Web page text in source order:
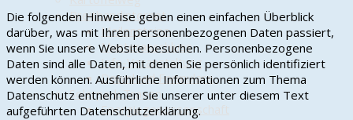
Breitbandinternet
Meilensteine
Musteranschluss
Info-Veranstaltung
Download Formulare
Solarpark Trauen
Energiegenossenschaft
Die folgenden Hinweise geben einen einfachen Überblick
darüber, was mit Ihren personenbezogenen Daten passiert,
wenn Sie unsere Website besuchen. Personenbezogene
Daten sind alle Daten, mit denen Sie persönlich identifiziert
werden können. Ausführliche Informationen zum Thema
Datenschutz entnehmen Sie unserer unter diesem Text
aufgeführten Datenschutzerklärung.